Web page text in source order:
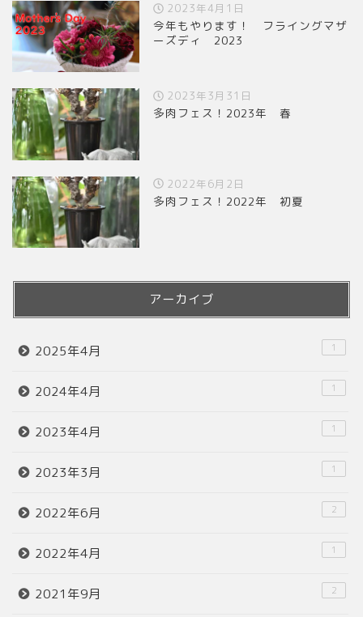
2023年4月1日
今年もやります！ フライングマザ
ーズディ 2023
2023年3月31日
多肉フェス！2023年 春
2022年6月2日
多肉フェス！2022年 初夏
アーカイブ
2025年4月 1
2024年4月 1
2023年4月 1
2023年3月 1
2022年6月 2
2022年4月 1
2021年9月 2